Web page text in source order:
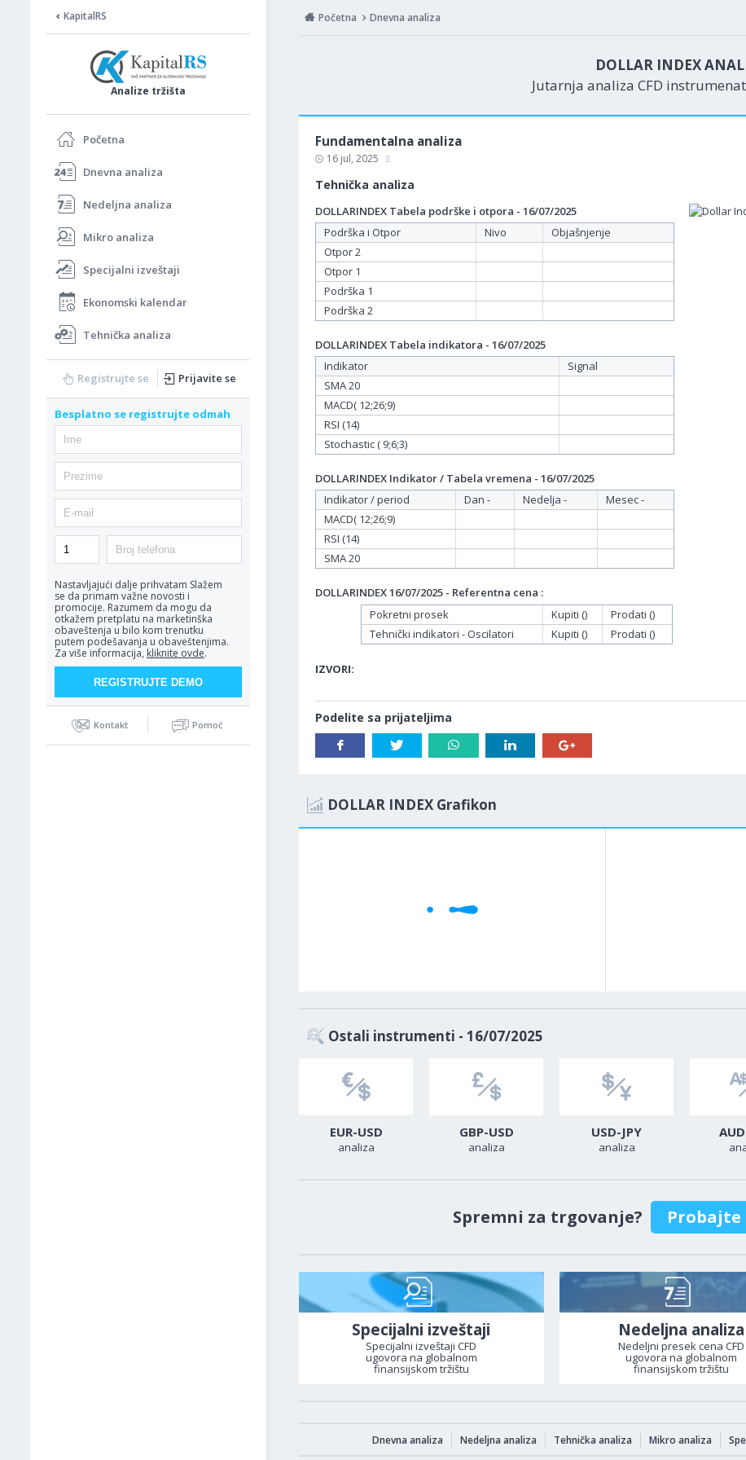
KapitalRS
Analize tržišta
Početna
Dnevna analiza
Nedeljna analiza
Mikro analiza
Specijalni izveštaji
Ekonomski kalendar
Tehnička analiza
Registrujte se Prijavite se
Besplatno se registrujte odmah
Nastavljajući dalje prihvatam Slažem
se da primam važne novosti i
promocije. Razumem da mogu da
otkažem pretplatu na marketinška
obaveštenja u bilo kom trenutku
putem podešavanja u obaveštenjima.
Za više informacija, kliknite ovde.
Kontakt Pomoć
Početna Dnevna analiza
DOLLAR INDEX
Jutarnja analiza CFD
Fundamentalna analiza
16 jul, 2025
Tehnička analiza
DOLLARINDEX Tabela podrške i otpora - 16/07/2025
Podrška i Otpor
Nivo
Objašnjenje
Otpor 2
Otpor 1
Podrška 1
Podrška 2
DOLLARINDEX Tabela indikatora - 16/07/2025
Indikator
Signal
SMA 20
MACD( 12;26;9)
RSI (14)
Stochastic ( 9;6;3)
DOLLARINDEX Indikator / Tabela vremena - 16/07/2025
Indikator / period
Dan - Nedelja -
Mesec -
MACD( 12;26;9)
RSI (14)
SMA 20
DOLLARINDEX 16/07/2025 - Referentna cena :
Pokretni prosek
Kupiti ()
Prodati ()
Tehnički indikatori - Oscilatori
Kupiti () Prodati ()
IZVORI:
Podelite sa prijateljima
DOLLAR INDEX Grafikon
Ostali instrumenti - 16/07/2025
EUR-USD
analiza
GBP-USD
analiza
USD-JPY
analiza
Spremni za trgovanje? Probajte
Specijalni izveštaji
Specijalni izveštaji CFD
ugovora na globalnom
finansijskom tržištu
Nedeljna analiza
Nedeljni presek cena CFD
ugovora na globalnom
finansijskom tržištu
Dnevna analiza Nedeljna analiza Tehnička analiza Mikro analiza